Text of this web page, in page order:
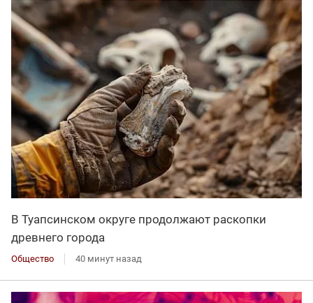
В Туапсинском округе продолжают раскопки
древнего города
Общество 40 минут назад